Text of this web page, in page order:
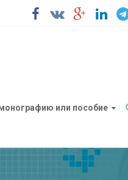
или пособие